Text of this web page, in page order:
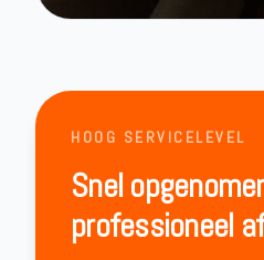
HOOG SERVICELEVEL
Snel
professioneel